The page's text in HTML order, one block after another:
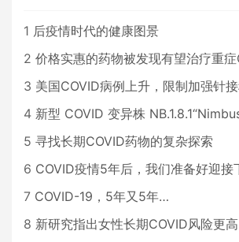
1 后疫情时代的健康图景
2 价格实惠的药物被发现有望治疗重
3 美国COVID病例上升，限制加强针
4 新型 COVID 变异株 NB.1.8.1“Nimbus”现已在
5 寻找长期COVID药物的复杂探索
6 COVID疫情5年后，我们准备好迎接下一
7 COVID-19，5年又5年…
8 新研究指出女性长期COVID风险更高 少数